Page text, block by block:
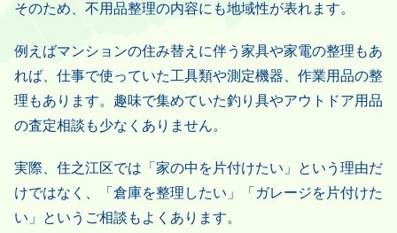
そのため、不用品整理の内容にも地域性が表れます。
例えばマンションの住み替えに伴う家具や家電の整理もあ
れば、仕事で使っていた工具類や測定機器、作業用品の整
理もあります。趣味で集めていた釣り具やアウトドア用品
の査定相談も少なくありません。
実際、住之江区では「家の中を片付けたい」という理由だ
けではなく、「倉庫を整理したい」「ガレージを片付けた
い」というご相談もよくあります。